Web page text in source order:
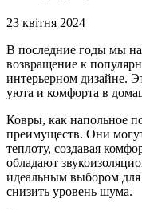
23 квітня 2024
В последние годы мы
возвращение к
интерьерном дизайне.
уюта и комфорта в
Ковры, как напольное
преимуществ. Они
теплоту, создавая
обладают
идеальным выбором
снизить уровень шума.